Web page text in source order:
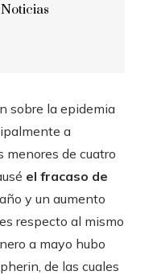
Noticias
sobre la epidemia
a
de cuatro
el fracaso de
y un aumento
respecto al mismo
a mayo hubo
de las cuales